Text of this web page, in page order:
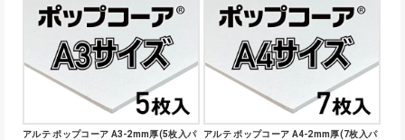
アルテ ポップコーア A3-2mm厚(5枚入パ
アルテ ポップコーア A4-2mm厚(7枚入パ